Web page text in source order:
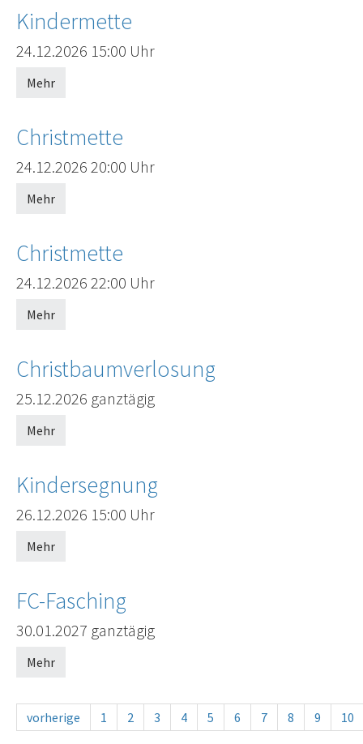
Kindermette
24.12.2026 15:00 UhrOffenes Ende
Mehr
Christmette
24.12.2026 20:00 UhrOffenes Ende
Mehr
Christmette
24.12.2026 22:00 UhrOffenes Ende
Mehr
Christbaumverlosung
25.12.2026 ganztägig
Mehr
Kindersegnung
26.12.2026 15:00 UhrOffenes Ende
Mehr
FC-Fasching
30.01.2027 ganztägig
Mehr
vorherige 1 2 3 4 5 6 7 8 9 10